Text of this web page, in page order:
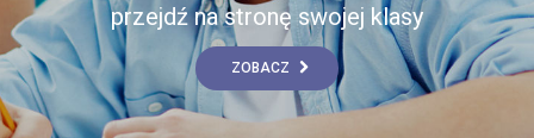
przejdź na stronę swojej klasy
ZOBACZ